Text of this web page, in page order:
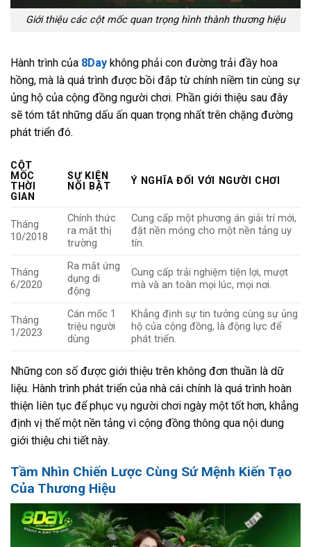
Giới thiệu các cột mốc quan trọng hình thành thương hiệu
Hành trình của 8Day không phải con đường trải đầy hoa
hồng, mà là quá trình được bồi đắp từ chính niềm tin cùng sự
ủng hộ của cộng đồng người chơi. Phần giới thiệu sau đây
sẽ tóm tắt những dấu ấn quan trọng nhất trên chặng đường
phát triển đó.
CỘT
MỐC
THỜI
GIAN
SỰ KIỆN
NỔI BẬT
Ý NGHĨA ĐỐI VỚI NGƯỜI CHƠI
Tháng
10/2018
Chính thức
ra mắt thị
trường
Cung cấp một phương án giải trí mới,
đặt nền móng cho một nền tảng uy
tín.
Tháng
6/2020
Ra mắt ứng
dụng di
động
Cung cấp trải nghiệm tiện lợi, mượt
mà và an toàn mọi lúc, mọi nơi.
Tháng
1/2023
Cán mốc 1
triệu người
dùng
Khẳng định sự tin tưởng cùng sự ủng
hộ của cộng đồng, là động lực để
phát triển.
Những con số được giới thiệu trên không đơn thuần là dữ
liệu. Hành trình phát triển của nhà cái chính là quá trình hoàn
thiện liên tục để phục vụ người chơi ngày một tốt hơn, khẳng
định vị thế một nền tảng vì cộng đồng thông qua nội dung
giới thiệu chi tiết này.
Tầm Nhìn Chiến Lược Cùng Sứ Mệnh Kiến Tạo
Của Thương Hiệu